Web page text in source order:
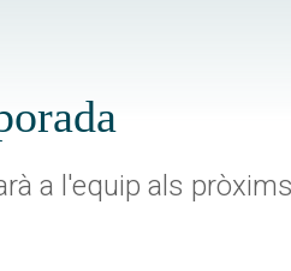
a l'equip als